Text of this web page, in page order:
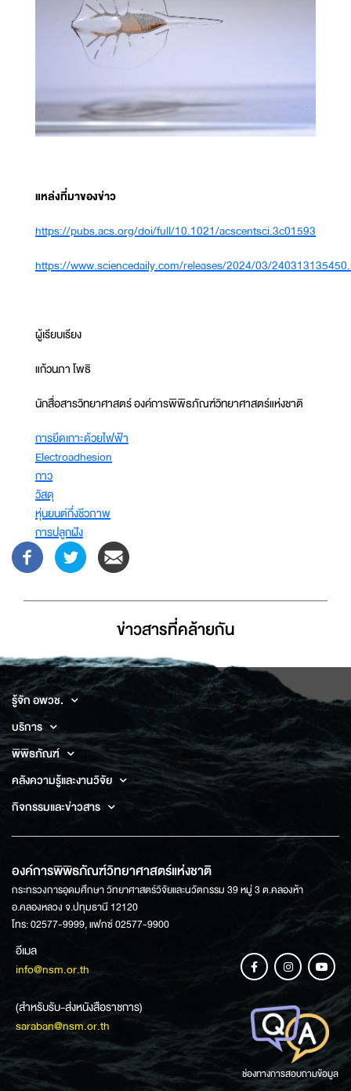
แหล่งที่มาของข่าว
https://pubs.acs.org/doi/full/10.1021/acscentsci.3c01593
https://www.sciencedaily.com/releases/2024/03/
ผู้เรียบเรียง
แก้วนภา โพธิ
นักสื่อสารวิทยาศาสตร์ องค์การพิพิธภัณฑ์วิทยาศาสตร์แห่งชาติ
การยึดเกาะด้วยไฟฟ้า
Electroadhesion
กาว
วัสดุ
หุ่นยนต์กึ่งชีวภาพ
การปลูกฝัง
ข่าวสารที่่คล้ายกัน
รู้จัก อพวช.
บริการ
พิพิธภัณฑ์
คลังความรู้และงานวิจัย
กิจกรรมและข่าวสาร
องค์การพิพิธภัณฑ์วิทยาศาสตร์แห่งชาติ
กระทรวงการอุดมศึกษา วิทยาศาสตร์วิจัยและนวัตกรรม 39 หมู่ 3 ต.คลองห้า
อ.คลองหลวง จ.ปทุมธานี 12120
โทร: 02577-9999, แฟกซ์ 02577-9900
อีเมล
info@nsm.or.th
(สำหรับรับ-ส่งหนังสือราชการ)
saraban@nsm.or.th
ช่องทางการสอบถามข้อมูล